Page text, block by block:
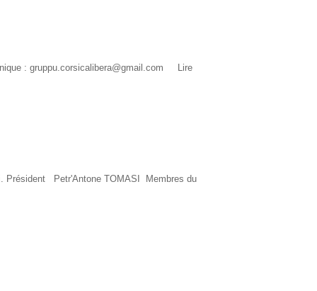
: gruppu.corsicalibera@gmail.com Lire
Président Petr'Antone TOMASI Membres du